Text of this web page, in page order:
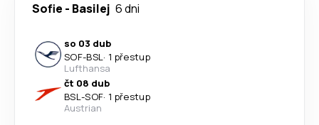
Sofie - Basilej 6 dni
so 03 dub
SOF-BSL· 1 přestup
Lufthansa
čt 08 dub
BSL-SOF· 1 přestup
Austrian